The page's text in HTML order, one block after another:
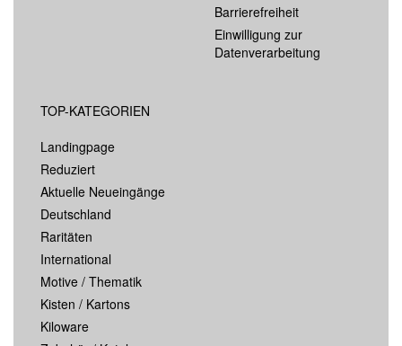
Barrierefreiheit
Einwilligung zur
Datenverarbeitung
TOP-KATEGORIEN
Landingpage
Reduziert
Aktuelle Neueingänge
Deutschland
Raritäten
International
Motive / Thematik
Kisten / Kartons
Kiloware